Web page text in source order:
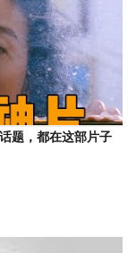
题，都在这部片子